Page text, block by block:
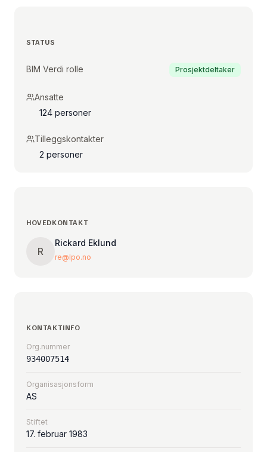
STATUS
BIM Verdi rolle Prosjektdeltaker
Ansatte
124 personer
Tilleggskontakter
2 personer
HOVEDKONTAKT
R
Rickard Eklund
re@lpo.no
KONTAKTINFO
Org.nummer
934007514
Organisasjonsform
AS
Stiftet
17. februar 1983